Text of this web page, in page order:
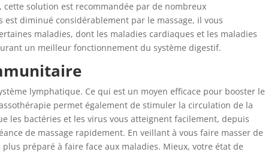
solution est recommandée par de nombreux
est diminué considérablement par le massage, il vous
maladies, dont les maladies cardiaques et les maladies
un meilleur fonctionnement du système digestif.
lymphatique. Ce qui est un moyen efficace pour booster le
permet également de stimuler la circulation de la
les bactéries et les virus vous atteignent facilement, depuis
de massage rapidement. En veillant à vous faire masser de
préparé à faire face aux maladies. Mieux, votre état de